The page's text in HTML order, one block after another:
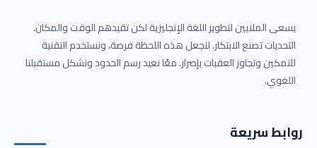
يسعى الملايين لتطوير اللغة الإنجليزية لكن تقيدهم الوقت والمكان.
التحديات تصنع الابتكار. لنجعل هذه اللحظة فرصة، ونستخدم التقنية
للتمكين وتجاوز العقبات بإصرار. معًا نعيد رسم الحدود ونشكل مستقبلنا
اللغوي.
روابط سريعة